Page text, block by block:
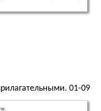
01-09